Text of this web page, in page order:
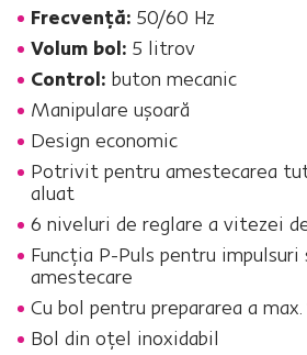
Frecvenţă: 50/60 Hz
Volum bol: 5 litrov
Control: buton mecanic
Manipulare uşoară
Design economic
Potrivit pentru amestecarea
aluat
6 niveluri de reglare a vitezei
Funcţia P-Puls pentru impulsuri
amestecare
Cu bol pentru prepararea a
Bol din oţel inoxidabil